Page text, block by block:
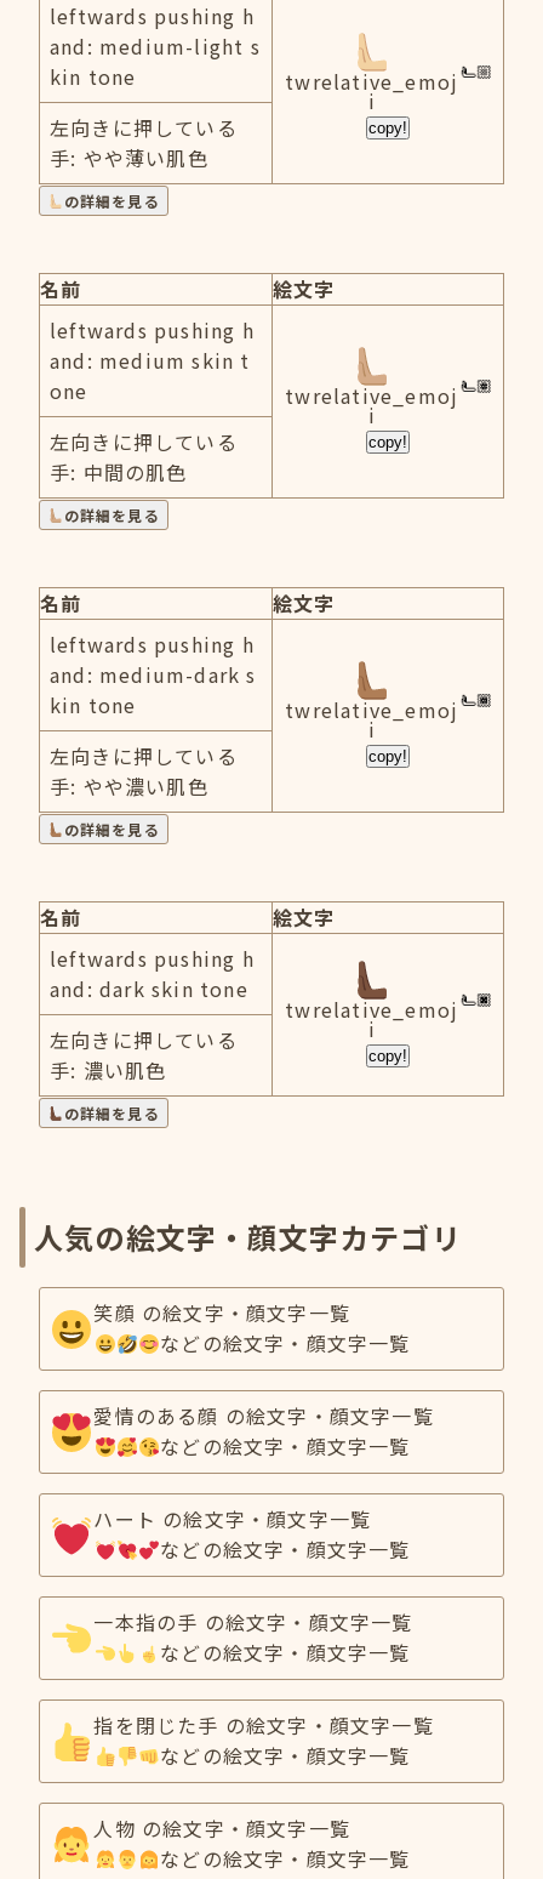
leftwards pushing h
and: medium-light s
kin tone
twrelative_emoj
i
copy!
左向きに押している
手: やや薄い肌色
の詳細を見る
名前
絵文字
leftwards pushing h
and: medium skin t
one
twrelative_emoj
i
copy!
左向きに押している
手: 中間の肌色
の詳細を見る
名前
絵文字
leftwards pushing h
and: medium-dark s
kin tone
twrelative_emoj
i
copy!
左向きに押している
手: やや濃い肌色
の詳細を見る
名前
絵文字
leftwards pushing h
and: dark skin tone
twrelative_emoj
i
copy!
左向きに押している
手: 濃い肌色
の詳細を見る
人気の絵文字・顔文字カテゴリ
笑顔 の絵文字・顔文字一覧
などの絵文字・顔文字一覧
愛情のある顔 の絵文字・顔文字一覧
などの絵文字・顔文字一覧
ハート の絵文字・顔文字一覧
などの絵文字・顔文字一覧
一本指の手 の絵文字・顔文字一覧
などの絵文字・顔文字一覧
指を閉じた手 の絵文字・顔文字一覧
などの絵文字・顔文字一覧
人物 の絵文字・顔文字一覧
などの絵文字・顔文字一覧